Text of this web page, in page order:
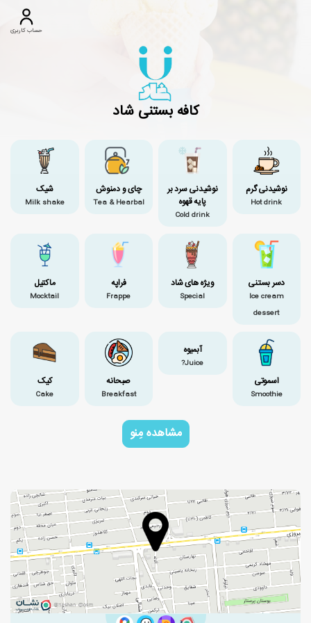
حساب کاربری
کافه بستنی شاد
نوشیدنی گرم
Hot drink
نوشیدنی سرد بر
پایه قهوه
Cold drink
چای و دمنوش
Tea & Hearbal
شیک
Milk shake
دسر بستنی
Ice cream
dessert
ویژه های شاد
Special
فراپه
Frappe
ماکتیل
Mocktail
اسموتی
Smoothie
آبمیوه
Juice?
صبحانه
Breakfast
کیک
Cake
مشاهده مِنو